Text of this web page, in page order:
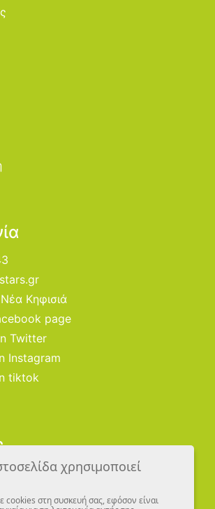
Κηφισιά
page
Twitter
Instagram
tiktok
χρησιμοποιεί
cookies στη συσκευή σας, εφόσον είναι